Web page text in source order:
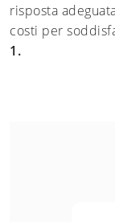
risposta
costi per
1 .